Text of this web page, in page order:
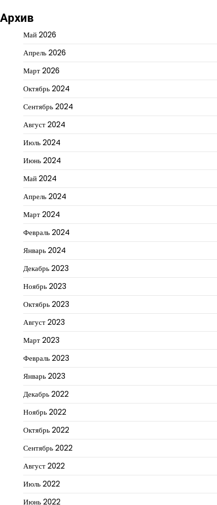
Архив
Май 2026
Апрель 2026
Март 2026
Октябрь 2024
Сентябрь 2024
Август 2024
Июль 2024
Июнь 2024
Май 2024
Апрель 2024
Март 2024
Февраль 2024
Январь 2024
Декабрь 2023
Ноябрь 2023
Октябрь 2023
Август 2023
Март 2023
Февраль 2023
Январь 2023
Декабрь 2022
Ноябрь 2022
Октябрь 2022
Сентябрь 2022
Август 2022
Июль 2022
Июнь 2022